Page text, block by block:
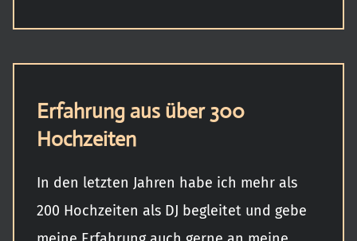
Erfahrung aus über 300
Hochzeiten
In den letzten Jahren habe ich mehr als
200 Hochzeiten als DJ begleitet und gebe